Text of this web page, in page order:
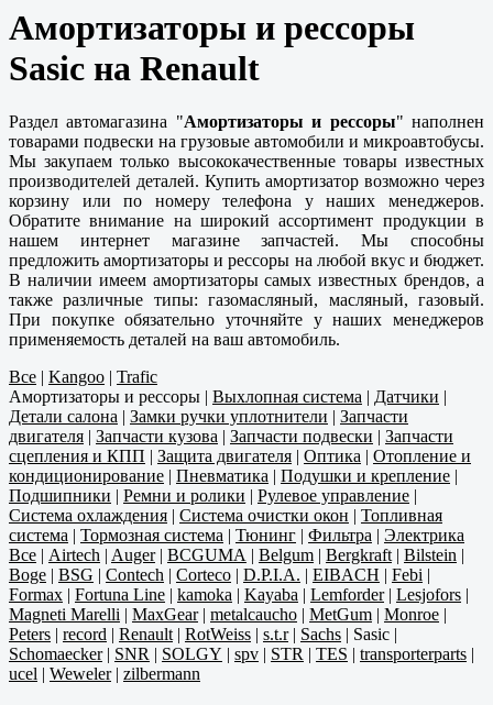
Амортизаторы и рессоры
Sasic на Renault
Раздел автомагазина "Амортизаторы и рессоры" наполнен
товарами подвески на грузовые автомобили и микроавтобусы.
Мы закупаем только высококачественные товары известных
производителей деталей. Купить амортизатор возможно через
корзину или по номеру телефона у наших менеджеров.
Обратите внимание на широкий ассортимент продукции в
нашем интернет магазине запчастей. Мы способны
предложить амортизаторы и рессоры на любой вкус и бюджет.
В наличии имеем амортизаторы самых известных брендов, а
также различные типы: газомасляный, масляный, газовый.
При покупке обязательно уточняйте у наших менеджеров
применяемость деталей на ваш автомобиль.
Все | Kangoo | Trafic
Амортизаторы и рессоры | Выхлопная система | Датчики |
Детали салона | Замки ручки уплотнители | Запчасти
двигателя | Запчасти кузова | Запчасти подвески | Запчасти
сцепления и КПП | Защита двигателя | Оптика | Отопление и
кондиционирование | Пневматика | Подушки и крепление |
Подшипники | Ремни и ролики | Рулевое управление |
Система охлаждения | Система очистки окон | Топливная
система | Тормозная система | Тюнинг | Фильтра | Электрика
Все | Airtech | Auger| BCGUMA | Belgum | Bergkraft | Bilstein |
Boge | BSG | Contech | Corteco | D.P.I.A. | EIBACH | Febi |
Formax | Fortuna Line | kamoka | Kayaba | Lemforder| Lesjofors |
Magneti Marelli | MaxGear| metalcaucho | MetGum | Monroe |
Peters | record | Renault | RotWeiss | s.t.r| Sachs | Sasic |
Schomaecker| SNR | SOLGY | spv | STR | TES | transporterparts |
ucel | Weweler| zilbermann